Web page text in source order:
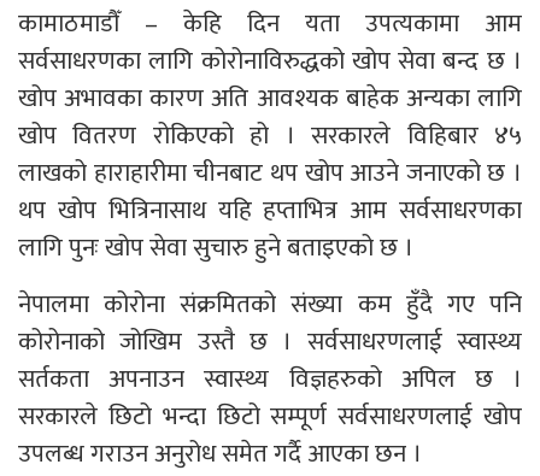
कामाठमाडौँ – केहि दिन यता उपत्यकामा आम
सर्वसाधरणका लागि कोरोनाविरुद्धको खोप सेवा बन्द छ ।
खोप अभावका कारण अति आवश्यक बाहेक अन्यका लागि
खोप वितरण रोकिएको हो । सरकारले विहिबार ४५
लाखको हाराहारीमा चीनबाट थप खोप आउने जनाएको छ ।
थप खोप भित्रिनासाथ यहि हप्ताभित्र आम सर्वसाधरणका
लागि पुनः खोप सेवा सुचारु हुने बताइएको छ ।
नेपालमा कोरोना संक्रमितको संख्या कम हुँदै गए पनि
कोरोनाको जोखिम उस्तै छ । सर्वसाधरणलाई स्वास्थ्य
सर्तकता अपनाउन स्वास्थ्य विज्ञहरुको अपिल छ ।
सरकारले छिटो भन्दा छिटो सम्पूर्ण सर्वसाधरणलाई खोप
उपलब्ध गराउन अनुरोध समेत गर्दै आएका छन ।